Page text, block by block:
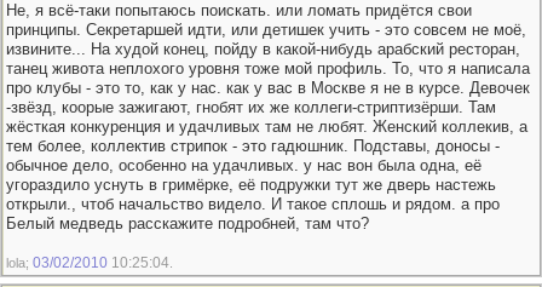
Не, я всё-таки попытаюсь поискать. или ломать придётся свои
принципы. Секретаршей идти, или детишек учить - это совсем не моё,
извините... На худой конец, пойду в какой-нибудь арабский ресторан,
танец живота неплохого уровня тоже мой профиль. То, что я написала
про клубы - это то, как у нас. как у вас в Москве я не в курсе. Девочек
-звёзд, коорые зажигают, гнобят их же коллеги-стриптизёрши. Там
жёсткая конкуренция и удачливых там не любят. Женский коллекив, а
тем более, коллектив стрипок - это гадюшник. Подставы, доносы -
обычное дело, особенно на удачливых. у нас вон была одна, её
угораздило уснуть в гримёрке, её подружки тут же дверь настежь
открыли., чтоб начальство видело. И такое сплошь и рядом. а про
Белый медведь расскажите подробней, там что?
lola; 03/02/2010 10:25:04